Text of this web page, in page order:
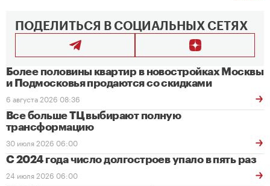
ПОДЕЛИТЬСЯ В СОЦИАЛЬНЫХ СЕТЯХ
Более половины квартир в новостройках Москвы
и Подмосковья продаются со скидками
6 августа 2026 08:36
Все больше ТЦ выбирают полную
трансформацию
30 июля 2026 06:00
С 2024 года число долгостроев упало в пять раз
24 июля 2026 06:00